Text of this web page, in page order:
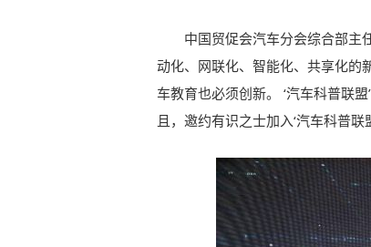
中国贸促会汽车分会综合部主
动化、网联化、智能化、共享化的
车教育也必须创新。 ‘汽车科普联
且，邀约有识之士加入‘汽车科普